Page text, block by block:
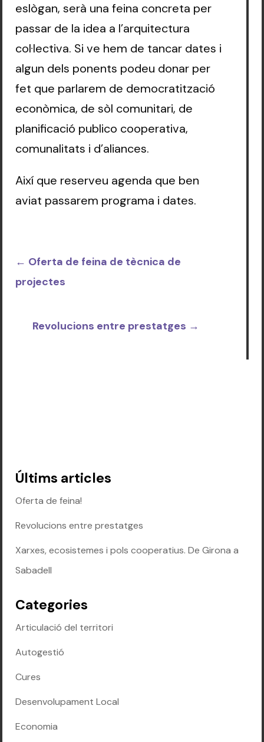
eslògan, serà una feina concreta per
passar de la idea a l’arquitectura
col·lectiva. Si ve hem de tancar dates i
algun dels ponents podeu donar per
fet que parlarem de democratització
econòmica, de sòl comunitari, de
planificació publico cooperativa,
comunalitats i d’aliances.
Així que reserveu agenda que ben
aviat passarem programa i dates.
← Oferta de feina de tècnica de
projectes
Revolucions entre prestatges →
Últims articles
Oferta de feina!
Revolucions entre prestatges
Xarxes, ecosistemes i pols cooperatius. De Girona a
Sabadell
Categories
Articulació del territori
Autogestió
Cures
Desenvolupament Local
Economia